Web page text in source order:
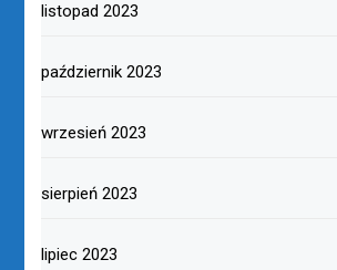
listopad 2023
październik 2023
wrzesień 2023
sierpień 2023
lipiec 2023